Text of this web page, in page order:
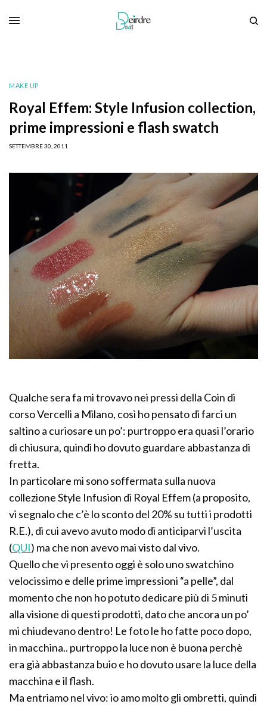
MAKE UP
Royal Effem: Style Infusion collection,
prime impressioni e flash swatch
SETTEMBRE 30, 2011
Qualche sera fa mi trovavo nei pressi della Coin di
corso Vercelli a Milano, così ho pensato di farci un
saltino a curiosare un po’: purtroppo era quasi l’orario
di chiusura, quindi ho dovuto guardare abbastanza di
fretta.
In particolare mi sono soffermata sulla nuova
collezione Style Infusion di Royal Effem (a proposito,
vi segnalo che c’è lo sconto del 20% su tutti i prodotti
R.E.), di cui avevo avuto modo di anticiparvi l’uscita
(QUI) ma che non avevo mai visto dal vivo.
Quello che vi presento oggi è solo uno swatchino
velocissimo e delle prime impressioni “a pelle”, dal
momento che non ho potuto dedicare più di 5 minuti
alla visione di questi prodotti, dato che ancora un po’
mi chiudevano dentro! Le foto le ho fatte poco dopo,
in macchina.. purtroppo la luce non è buona perchè
era già abbastanza buio e ho dovuto usare la luce della
macchina e il flash.
Ma entriamo nel vivo: io amo molto gli ombretti, quindi